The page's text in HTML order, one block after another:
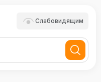
Слабовидящим